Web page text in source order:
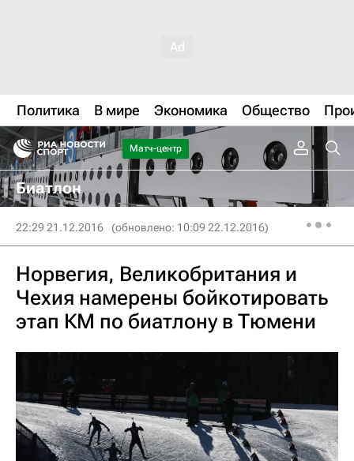
Политика В мире Экономика Общество
Матч-центр
Биатлон
22:29 21.12.2016 (обновлено: 10:09 22.12.2016)
Норвегия, Великобритания и
Чехия намерены бойкотировать
этап КМ по биатлону в Тюмени